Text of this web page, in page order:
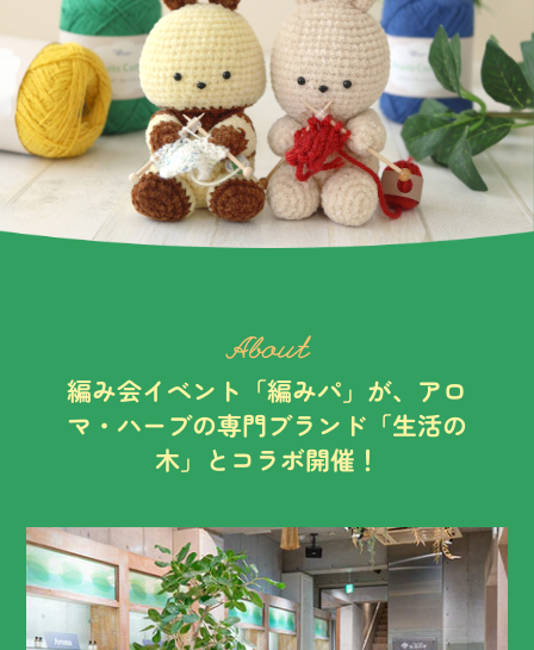
About
編み会イベント「編みパ」が、 アロ
マ・ハーブの専門ブランド「生活の
木」とコラボ開催！